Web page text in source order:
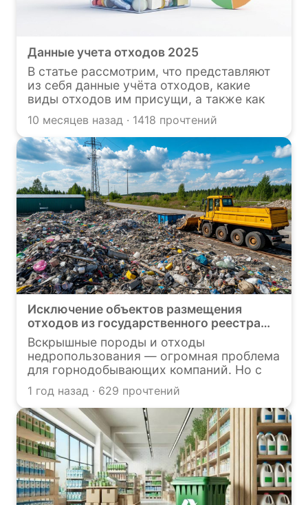
Данные учета отходов 2025
В статье рассмотрим, что представляют
из себя данные учёта отходов, какие
виды отходов им присущи, а также как
ведётся учёт отходов, где используется,
какие таблицы включает и какая
ответственность предусмотрена за его
отсутствие.
10 месяцев назад · 1418 прочтений
Исключение объектов размещения
отходов из государственного реестра
объектов размещения отходов:
алгоритм действий, трудности и риски
для недропользователей
Вскрышные породы и отходы
недропользования — огромная проблема
для горнодобывающих компаний. Но с
2023 года закон позволяет превратить их
из обременения в ресурс: при
соблюдении ряда условий отходы
признаются «не отходами», а объекты их
размещения исключаются из
государственного реестра. Звучит
заманчиво, но на практике
недропользователи сталкиваются с
отказами надзорных органов. Почему
1 год назад · 629 прочтений